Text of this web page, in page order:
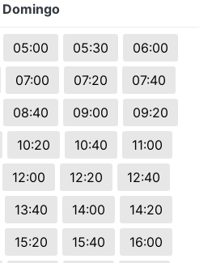
Domingo
05:00 05:30
06:00
07:00 07:20
07:40
08:40 09:00
09:20
10:20 10:40
11:00
12:00 12:20
12:40
13:40 14:00
14:20
15:20 15:40 16:00